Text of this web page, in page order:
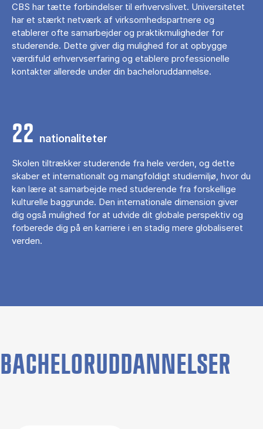
CBS har tætte forbindelser til erhvervslivet. Universitetet
har et stærkt netværk af virksomhedspartnere og
etablerer ofte samarbejder og praktikmuligheder for
studerende. Dette giver dig mulighed for at opbygge
værdifuld erhvervserfaring og etablere professionelle
kontakter allerede under din bacheloruddannelse.
22 nationaliteter
Skolen tiltrækker studerende fra hele verden, og dette
skaber et internationalt og mangfoldigt studiemiljø, hvor du
kan lære at samarbejde med studerende fra forskellige
kulturelle baggrunde. Den internationale dimension giver
dig også mulighed for at udvide dit globale perspektiv og
forberede dig på en karriere i en stadig mere globaliseret
verden.
BACHELORUDDANNELSER